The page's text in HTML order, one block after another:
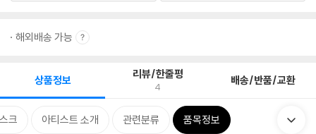
해외배송 가능
상품정보 리뷰/한줄평
4 배송/반품/교환
크 아티스트 소개 관련분류 품목정보